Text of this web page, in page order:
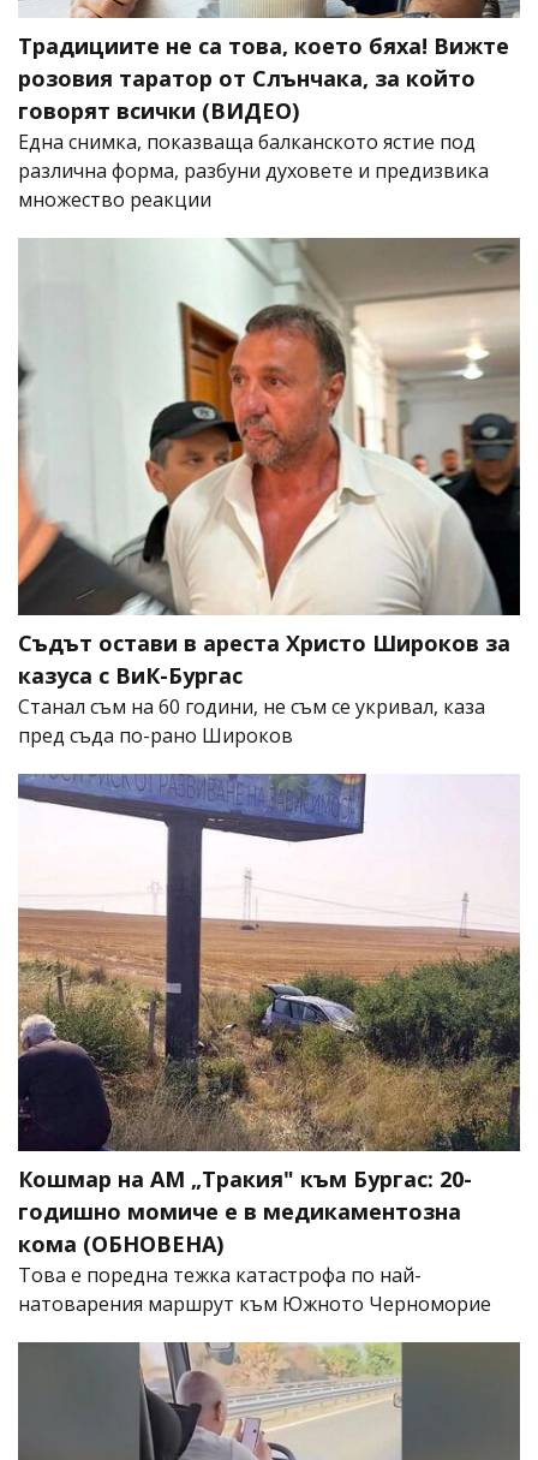
Традициите не са това, което бяха! Вижте
розовия таратор от Слънчака, за който
говорят всички (ВИДЕО)
Една снимка, показваща балканското ястие под
различна форма, разбуни духовете и предизвика
множество реакции
Съдът остави в ареста Христо Широков за
казуса с ВиК-Бургас
Станал съм на 60 години, не съм се укривал, каза
пред съда по-рано Широков
Кошмар на АМ „Тракия" към Бургас: 20-
годишно момиче е в медикаментозна
кома (ОБНОВЕНА)
Това е поредна тежка катастрофа по най-
натоварения маршрут към Южното Черноморие